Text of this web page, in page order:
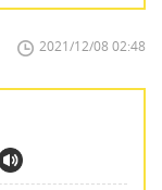
2021/12/08 02:48